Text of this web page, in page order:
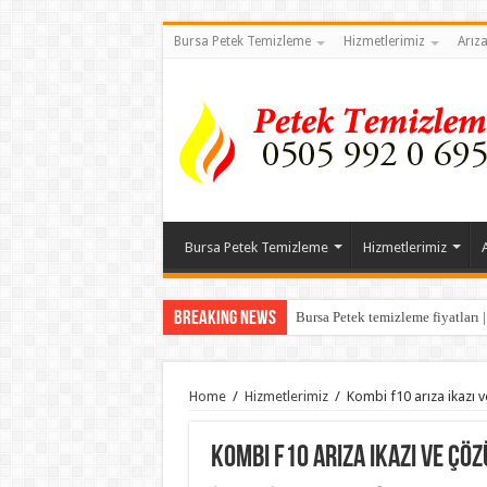
Bursa Petek Temizleme Hizmetlerimiz
Bursa Petek Temizleme Hizmetlerimiz
Breaking News Bursa Petek temizleme fiyatları
Home / Hizmetlerimiz / Kombi f10 arıza ikazı
Kombi f10 arıza ikazı ve